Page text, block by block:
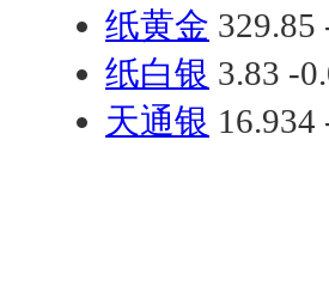
纸黄金 329.85
纸白银 3.83 -
天通银 16.934